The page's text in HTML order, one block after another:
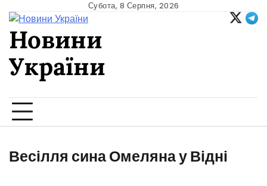
to
content
Субота, 8 Серпня, 2026
Новини
України
Весілля сина Омеляна у Відні